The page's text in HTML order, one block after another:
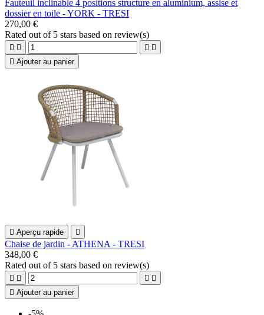
Fauteuil inclinable 4 positions structure en aluminium, assise et
dossier en toile - YORK - TRESI
270,00 €
Rated out of 5 stars based on review(s)
   
 Ajouter au panier
 Aperçu rapide 
Chaise de jardin - ATHENA - TRESI
348,00 €
Rated out of 5 stars based on review(s)
   
 Ajouter au panier